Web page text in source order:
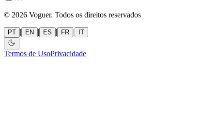
© 2026 Voguer. Todos os direitos reservados
PT | EN | ES | FR | IT
Termos de UsoPrivacidade